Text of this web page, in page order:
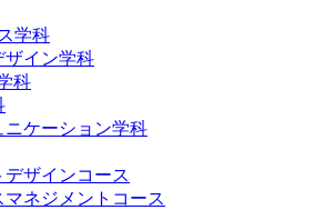
学科
ザイン学科
科
ニケーション学科
デザインコース
マネジメントコース